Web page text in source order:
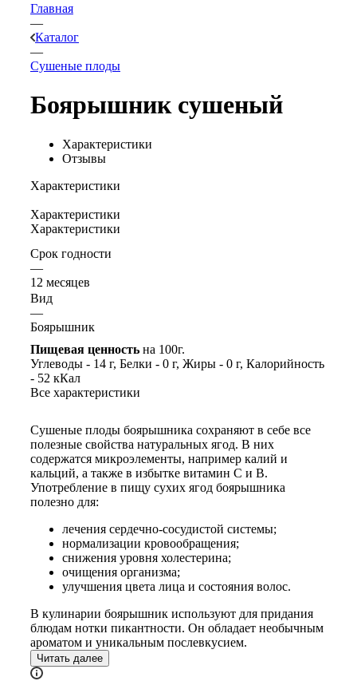
Главная
—
Каталог
—
Cушеные плоды
Боярышник сушеный
Характеристики
Отзывы
Характеристики
Характеристики
Характеристики
Срок годности
—
12 месяцев
Вид
—
Боярышник
Пищевая ценность на 100г.
Углеводы - 14 г, Белки - 0 г, Жиры - 0 г, Калорийность
- 52 кКал
Все характеристики
Сушеные плоды боярышника сохраняют в себе все
полезные свойства натуральных ягод. В них
содержатся микроэлементы, например калий и
кальций, а также в избытке витамин С и В.
Употребление в пищу сухих ягод боярышника
полезно для:
лечения сердечно-сосудистой системы;
нормализации кровообращения;
снижения уровня холестерина;
очищения организма;
улучшения цвета лица и состояния волос.
В кулинарии боярышник используют для придания
блюдам нотки пикантности. Он обладает необычным
ароматом и уникальным послевкусием.
Читать далее